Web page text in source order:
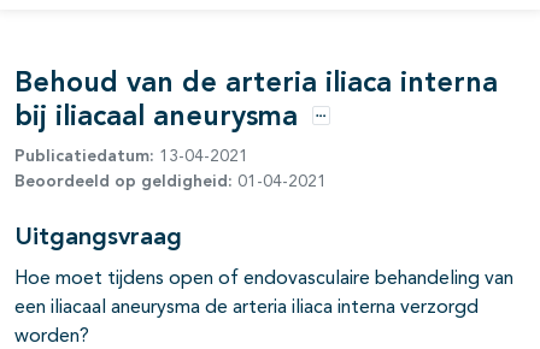
open- en dichtklappen
Behoud van de arteria iliaca interna
bij iliacaal aneurysma
Opties
Publicatiedatum: 13-04-2021
Beoordeeld op geldigheid: 01-04-2021
Uitgangsvraag
Hoe moet tijdens open of endovasculaire behandeling van
een iliacaal aneurysma de arteria iliaca interna verzorgd
worden?